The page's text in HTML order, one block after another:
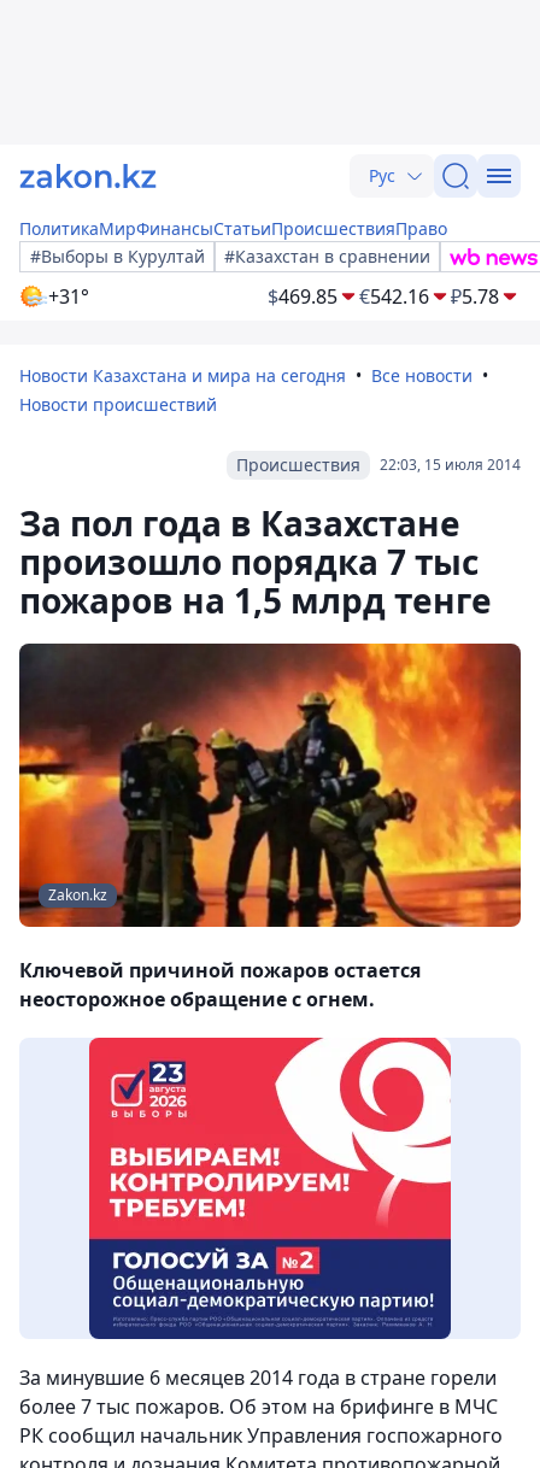
Рус
ПолитикаМирФинансыСтатьиПроисшествияПраво
#Выборы в Курултай
#Казахстан в сравнении
+31° $469.85 €542.16 ₽5.78
Новости Казахстана и мира на сегодня
Все новости
Новости происшествий
22:03, 15 июля 2014
Происшествия
За пол года в Казахстане
произошло порядка 7 тыс
пожаров на 1,5 млрд тенге
Zakon.kz
Ключевой причиной пожаров остается
неосторожное обращение с огнем.
За минувшие 6 месяцев 2014 года в стране горели
более 7 тыс пожаров. Об этом на брифинге в МЧС
РК сообщил начальник Управления госпожарного